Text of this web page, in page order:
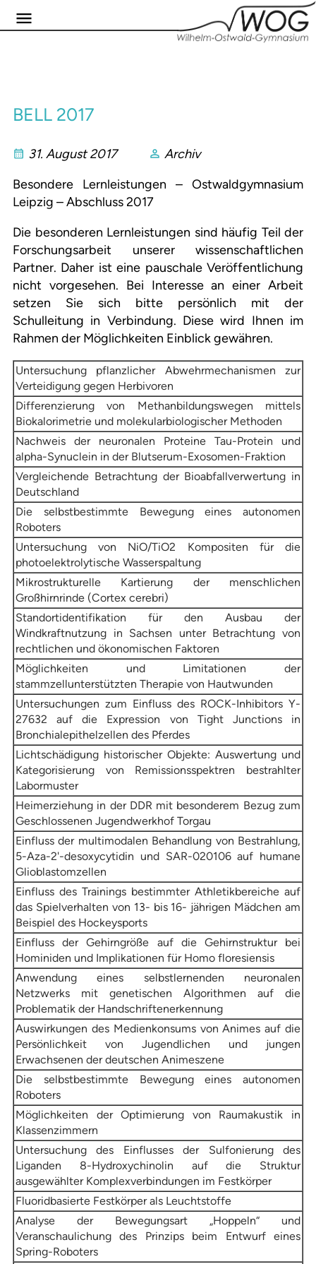
BELL 2017
31. August 2017
Archiv
Besondere Lernleistungen – Ostwaldgymnasium
Leipzig – Abschluss 2017
Die besonderen Lernleistungen sind häufig Teil der
Forschungsarbeit unserer wissenschaftlichen
Partner. Daher ist eine pauschale Veröffentlichung
nicht vorgesehen. Bei Interesse an einer Arbeit
setzen Sie sich bitte persönlich mit der
Schulleitung in Verbindung. Diese wird Ihnen im
Rahmen der Möglichkeiten Einblick gewähren.
Untersuchung pflanzlicher Abwehrmechanismen zur
Verteidigung gegen Herbivoren
Differenzierung von Methanbildungswegen mittels
Biokalorimetrie und molekularbiologischer Methoden
Nachweis der neuronalen Proteine Tau-Protein und
alpha-Synuclein in der Blutserum-Exosomen-Fraktion
Vergleichende Betrachtung der Bioabfallverwertung in
Deutschland
Die selbstbestimmte Bewegung eines autonomen
Roboters
Untersuchung von NiO/TiO2 Kompositen für die
photoelektrolytische Wasserspaltung
Mikrostrukturelle Kartierung der menschlichen
Großhirnrinde (Cortex cerebri)
Standortidentifikation für den Ausbau der
Windkraftnutzung in Sachsen unter Betrachtung von
rechtlichen und ökonomischen Faktoren
Möglichkeiten und Limitationen der
stammzellunterstützten Therapie von Hautwunden
Untersuchungen zum Einfluss des ROCK-Inhibitors Y-
27632 auf die Expression von Tight Junctions in
Bronchialepithelzellen des Pferdes
Lichtschädigung historischer Objekte: Auswertung und
Kategorisierung von Remissionsspektren bestrahlter
Labormuster
Heimerziehung in der DDR mit besonderem Bezug zum
Geschlossenen Jugendwerkhof Torgau
Einfluss der multimodalen Behandlung von Bestrahlung,
5-Aza-2'-desoxycytidin und SAR-020106 auf humane
Glioblastomzellen
Einfluss des Trainings bestimmter Athletikbereiche auf
das Spielverhalten von 13- bis 16- jährigen Mädchen am
Beispiel des Hockeysports
Einfluss der Gehirngröße auf die Gehirnstruktur bei
Hominiden und Implikationen für Homo floresiensis
Anwendung eines selbstlernenden neuronalen
Netzwerks mit genetischen Algorithmen auf die
Problematik der Handschriftenerkennung
Auswirkungen des Medienkonsums von Animes auf die
Persönlichkeit von Jugendlichen und jungen
Erwachsenen der deutschen Animeszene
Die selbstbestimmte Bewegung eines autonomen
Roboters
Möglichkeiten der Optimierung von Raumakustik in
Klassenzimmern
Untersuchung des Einflusses der Sulfonierung des
Liganden 8-Hydroxychinolin auf die Struktur
ausgewählter Komplexverbindungen im Festkörper
Fluoridbasierte Festkörper als Leuchtstoffe
Analyse der Bewegungsart „Hoppeln“ und
Veranschaulichung des Prinzips beim Entwurf eines
Spring-Roboters